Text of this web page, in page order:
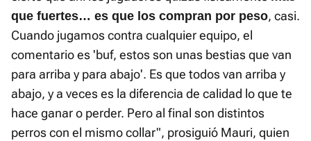
que fuertes… es que los compran por peso, casi.
Cuando jugamos contra cualquier equipo, el
comentario es 'buf, estos son unas bestias que van
para arriba y para abajo'. Es que todos van arriba y
abajo, y a veces es la diferencia de calidad lo que te
hace ganar o perder. Pero al final son distintos
perros con el mismo collar", prosiguió Mauri, quien